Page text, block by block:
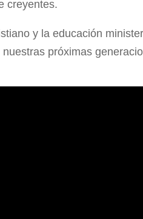
creyentes.
y la educación
próximas